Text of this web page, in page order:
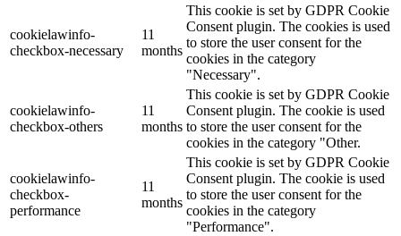
cookielawinfo-
checkbox-necessary
11
months
This cookie is set by GDPR Cookie
Consent plugin. The cookies is used
to store the user consent for the
cookies in the category
"Necessary".
cookielawinfo-
checkbox-others
11
months
This cookie is set by GDPR Cookie
Consent plugin. The cookie is used
to store the user consent for the
cookies in the category "Other.
cookielawinfo-
checkbox-
performance
11
months
This cookie is set by GDPR Cookie
Consent plugin. The cookie is used
to store the user consent for the
cookies in the category
"Performance".